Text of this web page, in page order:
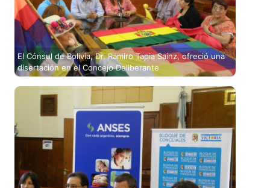
El Cónsul de Bolivia, Dr. Ramiro Tapia Sainz, ofreció una
disertación en el Concejo Deliberante